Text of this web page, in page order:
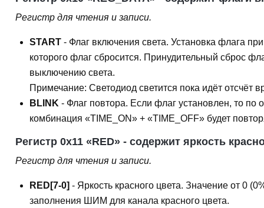
Регистр для чтения и записи.
START - Флаг включения света. Установка флага
которого флаг сбросится. Принудительный сброс
выключению света.
Примечание: Светодиод светится пока идёт
BLINK - Флаг повтора. Если флаг установлен, то
комбинация «TIME_ON» + «TIME_OFF» будет
Регистр 0x11 «RED» - содержит яркость
Регистр для чтения и записи.
RED[7-0] - Яркость красного цвета. Значение от 0
заполнения ШИМ для канала красного цвета.